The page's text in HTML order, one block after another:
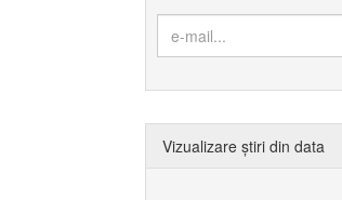
Vizualizare știri din data